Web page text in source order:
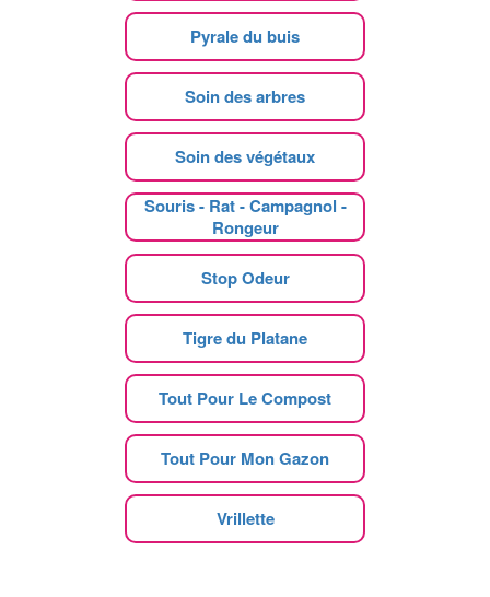
Pyrale du buis
Soin des arbres
Soin des végétaux
Souris - Rat - Campagnol -
Rongeur
Stop Odeur
Tigre du Platane
Tout Pour Le Compost
Tout Pour Mon Gazon
Vrillette